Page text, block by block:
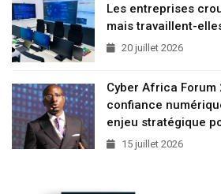
Les entreprises
mais travaillent-
20 juillet 2026
Cyber Africa Forum
confiance
enjeu stratégique
15 juillet 2026